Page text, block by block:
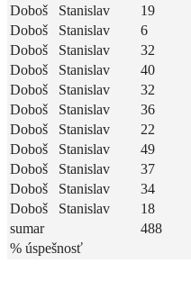
Doboš Stanislav
19
Doboš Stanislav
6
Doboš Stanislav
32
Doboš Stanislav
40
Doboš Stanislav
32
Doboš Stanislav
36
Doboš Stanislav
22
Doboš Stanislav
49
Doboš Stanislav
37
Doboš Stanislav
34
Doboš Stanislav
18
sumar
488
% úspešnosť